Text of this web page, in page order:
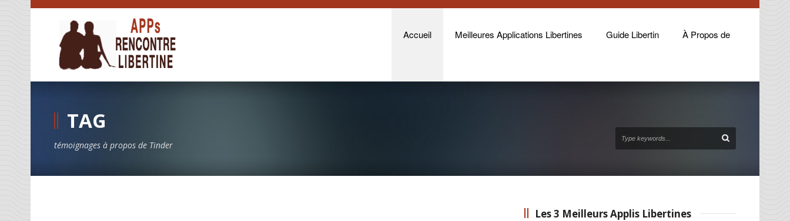
Accueil Meilleures Applications Libertines Guide Libertin À Propos de
TAG
témoignages à propos de Tinder
Les 3 Meilleurs Applis Libertines